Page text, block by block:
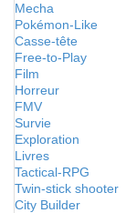
Mecha
Pokémon-Like
Casse-tête
Free-to-Play
Film
Horreur
FMV
Survie
Exploration
Livres
Tactical-RPG
Twin-stick shooter
City Builder